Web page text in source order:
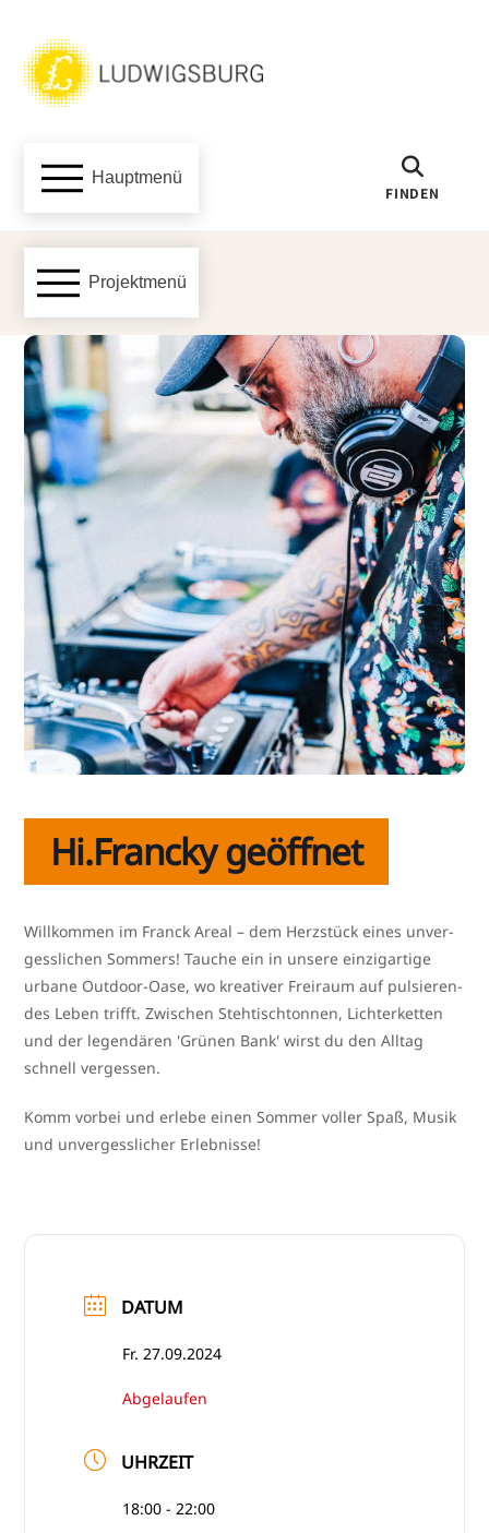
Hauptmenü
FINDEN
Projektmenü
Hi.Francky geöffnet
Willkommen im Franck Areal – dem Herzstück eines unver­
gess­li­chen Sommers! Tauche ein in unse­re ein­zig­ar­ti­ge
urba­ne Outdoor-Oase, wo krea­ti­ver Freiraum auf pul­sie­ren­
des Leben trifft. Zwischen Stehtischtonnen, Lichterketten
und der legen­dä­ren 'Grünen Bank' wirst du den Alltag
schnell vergessen.
Komm vor­bei und erle­be einen Sommer vol­ler Spaß, Musik
und unver­gess­li­cher Erlebnisse!
DATUM
Fr. 27.09.2024
Abgelaufen
UHRZEIT
18:00 - 22:00